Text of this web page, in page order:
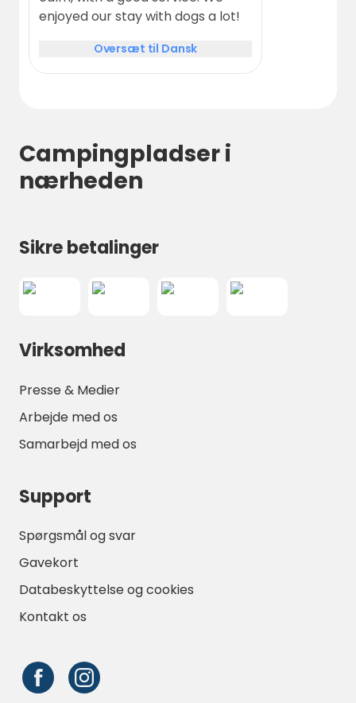
enjoyed our stay with dogs a lot!
Oversæt til Dansk
Campingpladser i
nærheden
Sikre betalinger
Virksomhed
Presse & Medier
Arbejde med os
Samarbejd med os
Support
Spørgsmål og svar
Gavekort
Databeskyttelse og cookies
Kontakt os